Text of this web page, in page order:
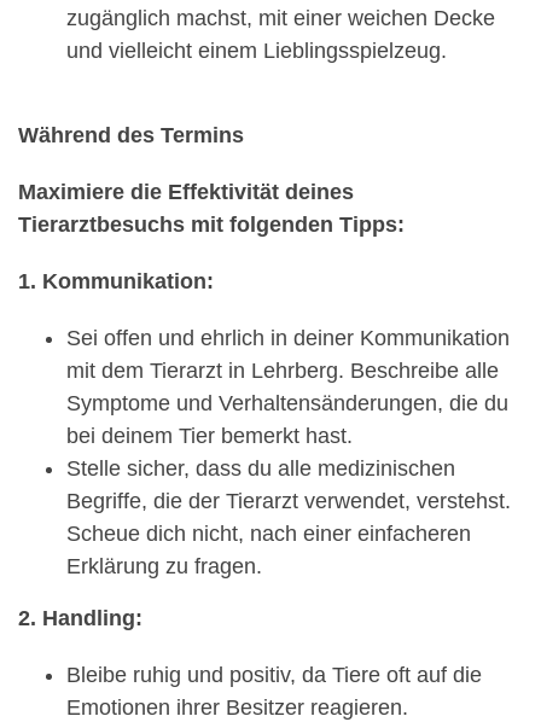
zugänglich machst, mit einer weichen Decke
und vielleicht einem Lieblingsspielzeug.
Während des Termins
Maximiere die Effektivität deines
Tierarztbesuchs mit folgenden Tipps:
1. Kommunikation:
Sei offen und ehrlich in deiner Kommunikation
mit dem Tierarzt in Lehrberg. Beschreibe alle
Symptome und Verhaltensänderungen, die du
bei deinem Tier bemerkt hast.
Stelle sicher, dass du alle medizinischen
Begriffe, die der Tierarzt verwendet, verstehst.
Scheue dich nicht, nach einer einfacheren
Erklärung zu fragen.
2. Handling:
Bleibe ruhig und positiv, da Tiere oft auf die
Emotionen ihrer Besitzer reagieren.